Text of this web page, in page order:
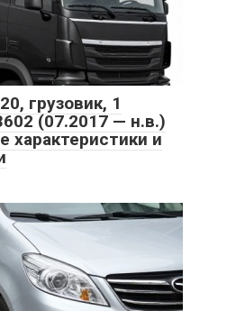
грузовик, 1
(07.2017 — н.в.)
характеристики и